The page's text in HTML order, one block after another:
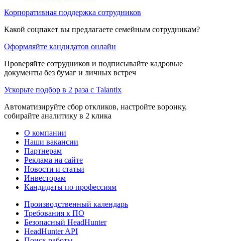
Корпоративная поддержка сотрудников
Какой соцпакет вы предлагаете семейным сотрудникам?
Оформляйте кандидатов онлайн
Проверяйте сотрудников и подписывайте кадровые
документы без бумаг и личных встреч
Ускорьте подбор в 2 раза с Talantix
Автоматизируйте сбор откликов, настройте воронку,
собирайте аналитику в 2 клика
О компании
Наши вакансии
Партнерам
Реклама на сайте
Новости и статьи
Инвесторам
Кандидаты по профессиям
Производственный календарь
Требования к ПО
Безопасный HeadHunter
HeadHunter API